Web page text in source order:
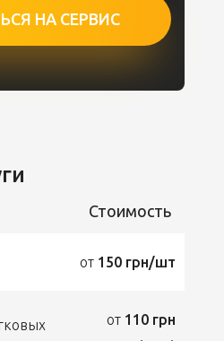
НА СЕРВИС
Стоимость
от 150 грн/шт
от 110 грн